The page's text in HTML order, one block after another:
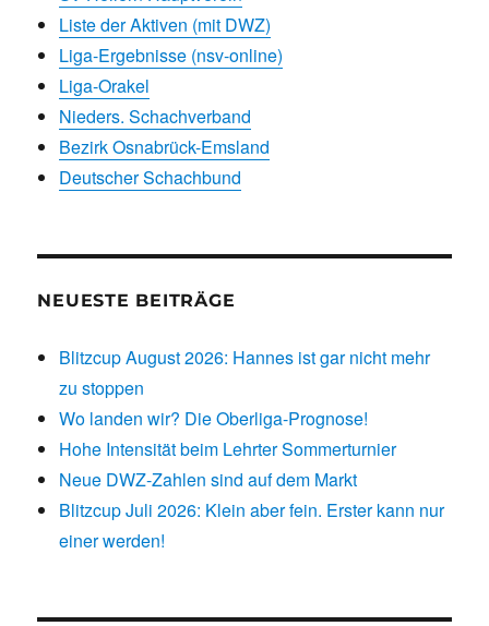
Liste der Aktiven (mit DWZ)
Liga-Ergebnisse (nsv-online)
Liga-Orakel
Nieders. Schachverband
Bezirk Osnabrück-Emsland
Deutscher Schachbund
NEUESTE BEITRÄGE
Blitzcup August 2026: Hannes ist gar nicht mehr
zu stoppen
Wo landen wir? Die Oberliga-Prognose!
Hohe Intensität beim Lehrter Sommerturnier
Neue DWZ-Zahlen sind auf dem Markt
Blitzcup Juli 2026: Klein aber fein. Erster kann nur
einer werden!